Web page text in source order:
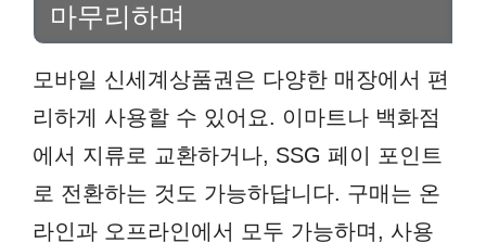
마무리하며
모바일 신세계상품권은 다양한 매장에서 편
리하게 사용할 수 있어요. 이마트나 백화점
에서 지류로 교환하거나, SSG 페이 포인트
로 전환하는 것도 가능하답니다. 구매는 온
라인과 오프라인에서 모두 가능하며, 사용